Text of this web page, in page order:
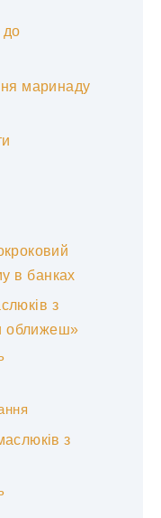
до
маринаду
в банках
з
оближеш»
з